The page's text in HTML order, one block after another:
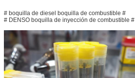
# boquilla de diesel boquilla de combustible #
# DENSO boquilla de inyección de combustible #